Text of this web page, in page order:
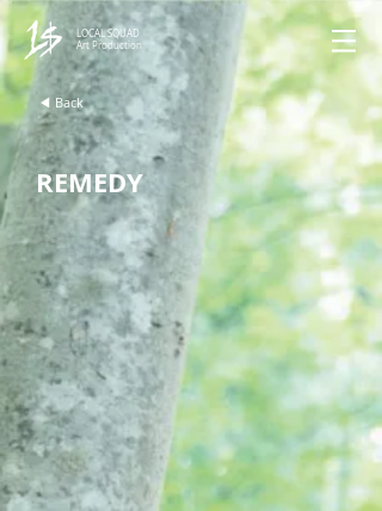
LOCAL SQUAD
Art Production
◀︎ Back
REMEDY